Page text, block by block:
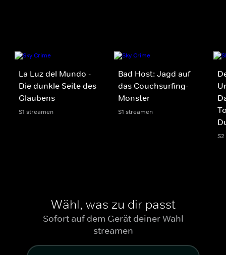
La Luz del Mundo -
Die dunkle Seite des
Glaubens
S1 streamen
Bad Host: Jagd auf
das Couchsurfing-
Monster
S1 streamen
Wähl, was zu dir passt
Sofort auf dem Gerät deiner Wahl
streamen